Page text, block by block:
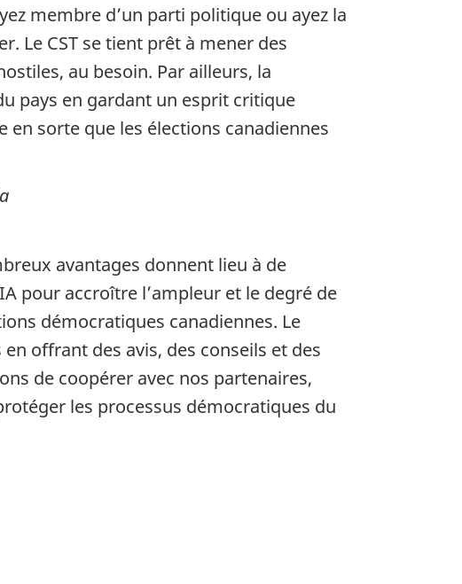
membre d’un parti politique ou ayez la
Le CST se tient prêt à mener des
au besoin. Par ailleurs, la
pays en gardant un esprit critique
en sorte que les élections canadiennes
avantages donnent lieu à de
pour accroître l’ampleur et le degré de
démocratiques canadiennes. Le
offrant des avis, des conseils et des
de coopérer avec nos partenaires,
les processus démocratiques du